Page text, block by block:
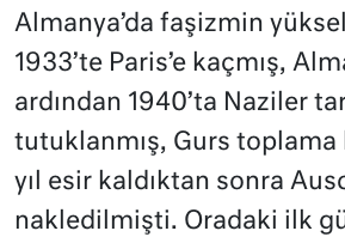
Almanya’da faşizmin
1933’te Paris’e kaçmış,
ardından 1940’ta Naziler
tutuklanmış, Gurs toplama
yıl esir kaldıktan sonra
nakledilmişti. Oradaki ilk